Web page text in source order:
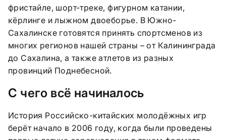
фристайле, шорт-треке, фигурном катании,
кёрлинге и лыжном двоеборье. В Южно-
Сахалинске готовятся принять спортсменов из
многих регионов нашей страны – от Калининграда
до Сахалина, а также атлетов из разных
провинций Поднебесной.
С чего всё начиналось
История Российско-китайских молодёжных игр
берёт начало в 2006 году, когда были проведены